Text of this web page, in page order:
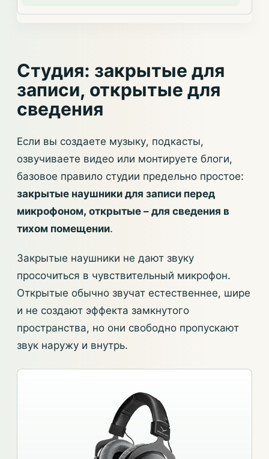
Студия: закрытые для
записи, открытые для
сведения
Если вы создаете музыку, подкасты,
озвучиваете видео или монтируете блоги,
базовое правило студии предельно простое:
закрытые наушники для записи перед
микрофоном, открытые – для сведения в
тихом помещении.
Закрытые наушники не дают звуку
просочиться в чувствительный микрофон.
Открытые обычно звучат естественнее, шире
и не создают эффекта замкнутого
пространства, но они свободно пропускают
звук наружу и внутрь.